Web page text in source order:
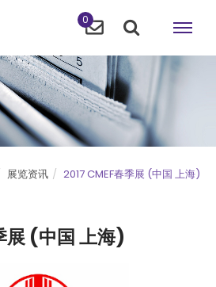
0
展览资讯 2017 CMEF春季展 (中国 上海)
展 (中国 上海)